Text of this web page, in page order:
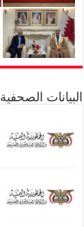
البيانات الصحفية